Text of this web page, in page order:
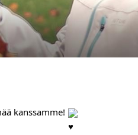
kanssamme!